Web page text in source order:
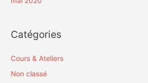
Catégories
Cours & Ateliers
Non classé